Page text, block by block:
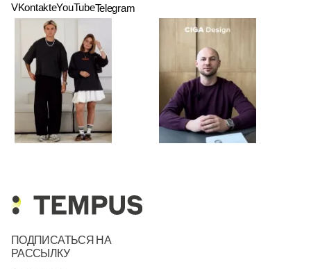
VKontakteYouTubeTelegram
ПОДПИСАТЬСЯ НА
РАССЫЛКУ